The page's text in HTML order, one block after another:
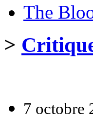
The
>
7 octobre